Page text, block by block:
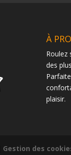
À
Roulez
des
plaisir.
Gestion des